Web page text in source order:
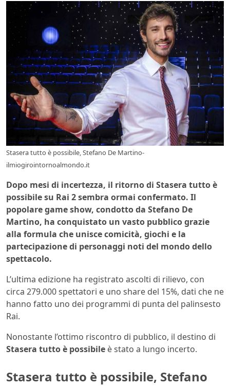
Stasera tutto è possibile, Stefano De Martino-
ilmiogirointornoalmondo.it
Dopo mesi di incertezza, il ritorno di Stasera tutto è
possibile su Rai 2 sembra ormai confermato. Il
popolare game show, condotto da Stefano De
Martino, ha conquistato un vasto pubblico grazie
alla formula che unisce comicità, giochi e la
partecipazione di personaggi noti del mondo dello
spettacolo.
L’ultima edizione ha registrato ascolti di rilievo, con
circa 279.000 spettatori e uno share del 15%, dati che ne
hanno fatto uno dei programmi di punta del palinsesto
Rai.
Nonostante l’ottimo riscontro di pubblico, il destino di
Stasera tutto è possibile è stato a lungo incerto.
Stasera tutto è possibile, Stefano